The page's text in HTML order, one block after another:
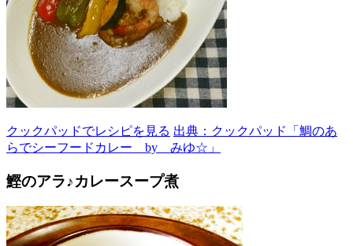
クックパッドでレシピを見る 出典：クックパッド「鯛のあ
らでシーフードカレー by みゆ☆」
鰹のアラ♪カレースープ煮